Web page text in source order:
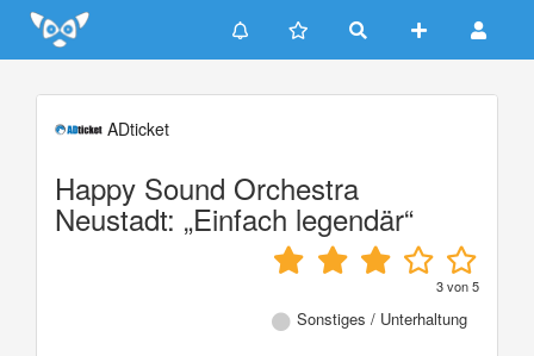
Update cookies preferences
ADticket
Happy Sound Orchestra
Neustadt: „Einfach legendär“
3von5
Sonstiges / Unterhaltung